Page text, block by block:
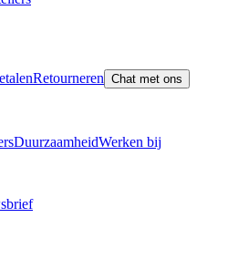
Retourneren Chat met ons
DuurzaamheidWerken bij